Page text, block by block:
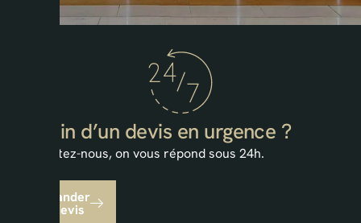
Besoin d’un devis en urgence ?
Contactez-nous, on vous répond sous 24h.
Demander
un devis